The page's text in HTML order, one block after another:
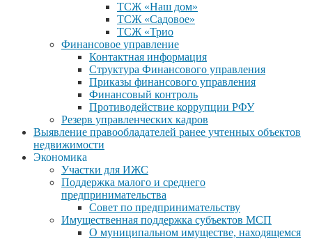
ТСЖ «Наш дом»
ТСЖ «Садовое»
ТСЖ «Трио
Финансовое управление
Контактная информация
Структура Финансового управления
Приказы финансового управления
Финансовый контроль
Противодействие коррупции РФУ
Резерв управленческих кадров
Выявление правообладателей ранее учтенных объектов
недвижимости
Экономика
Участки для ИЖС
Поддержка малого и среднего
предпринимательства
Совет по предпринимательству
Имущественная поддержка субъектов МСП
О муниципальном имуществе, находящемся